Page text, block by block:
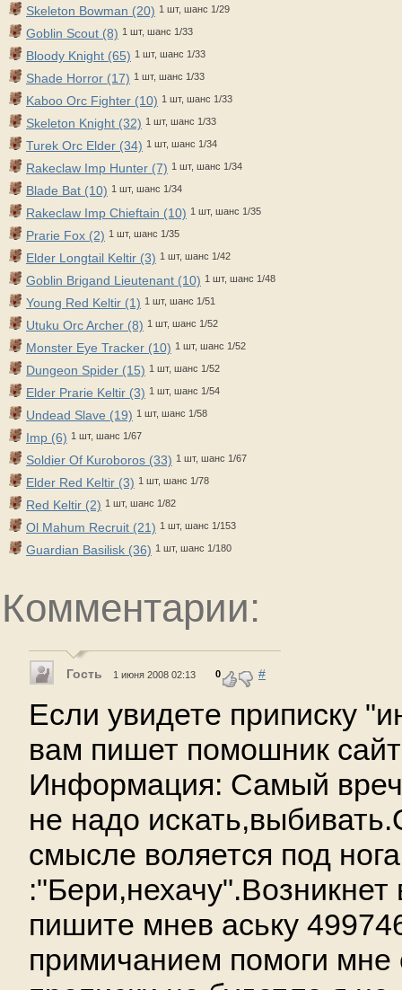
Skeleton Bowman (20) 1 шт, шанс 1/29
Goblin Scout (8) 1 шт, шанс 1/33
Bloody Knight (65) 1 шт, шанс 1/33
Shade Horror (17) 1 шт, шанс 1/33
Kaboo Orc Fighter (10) 1 шт, шанс 1/33
Skeleton Knight (32) 1 шт, шанс 1/33
Turek Orc Elder (34) 1 шт, шанс 1/34
Rakeclaw Imp Hunter (7) 1 шт, шанс 1/34
Blade Bat (10) 1 шт, шанс 1/34
Rakeclaw Imp Chieftain (10) 1 шт, шанс 1/35
Prarie Fox (2) 1 шт, шанс 1/35
Elder Longtail Keltir (3) 1 шт, шанс 1/42
Goblin Brigand Lieutenant (10) 1 шт, шанс 1/48
Young Red Keltir (1) 1 шт, шанс 1/51
Utuku Orc Archer (8) 1 шт, шанс 1/52
Monster Eye Tracker (10) 1 шт, шанс 1/52
Dungeon Spider (15) 1 шт, шанс 1/52
Elder Prarie Keltir (3) 1 шт, шанс 1/54
Undead Slave (19) 1 шт, шанс 1/58
Imp (6) 1 шт, шанс 1/67
Soldier Of Kuroboros (33) 1 шт, шанс 1/67
Elder Red Keltir (3) 1 шт, шанс 1/78
Red Keltir (2) 1 шт, шанс 1/82
Ol Mahum Recruit (21) 1 шт, шанс 1/153
Guardian Basilisk (36) 1 шт, шанс 1/180
Комментарии:
Гость 1 июня 2008 02:13 0 #
Если увидете приписку
вам пишет помошник
Информация: Самый
не надо
смысле воляется под
пишите мнев аську
примичанием помоги мне